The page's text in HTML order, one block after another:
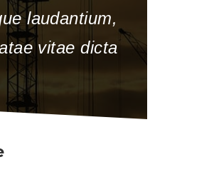
laudantium,
vitae dicta